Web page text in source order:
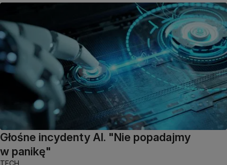
Głośne incydenty AI. "Nie popadajmy
w panikę"